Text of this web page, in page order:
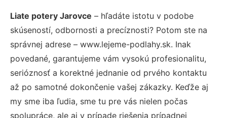
Liate potery Jarovce – hľadáte istotu v podobe
skúseností, odbornosti a precíznosti? Potom ste na
správnej adrese – www.lejeme-podlahy.sk. Inak
povedané, garantujeme vám vysokú profesionalitu,
serióznosť a korektné jednanie od prvého kontaktu
až po samotné dokončenie vašej zákazky. Keďže aj
my sme iba ľudia, sme tu pre vás nielen počas
spolupráce, ale aj v prípade riešenia prípadnej